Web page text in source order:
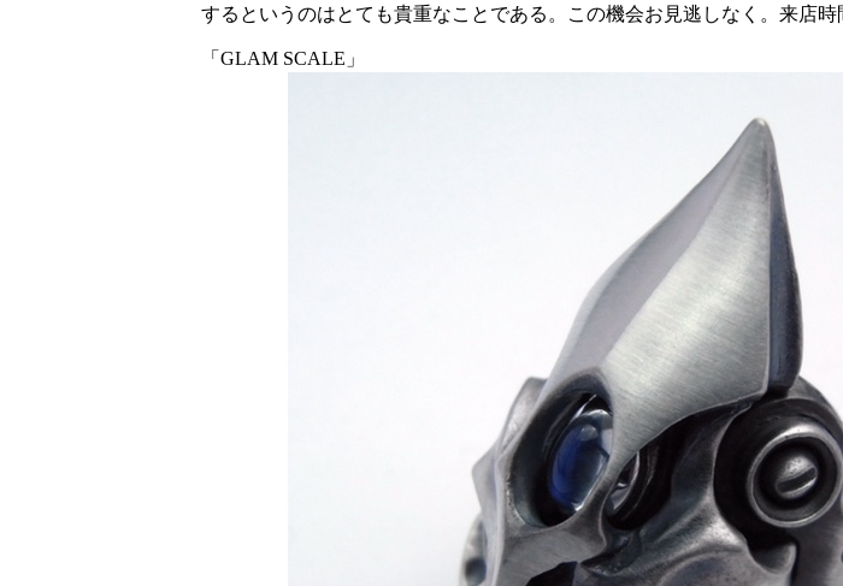
するというのはとても貴重なことである。この機会お見逃しなく。来店時
「GLAM SCALE」